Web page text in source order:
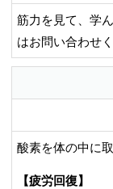
筋力を見て、学
はお問い合わせく
酸素を体の中に
【疲労回復】